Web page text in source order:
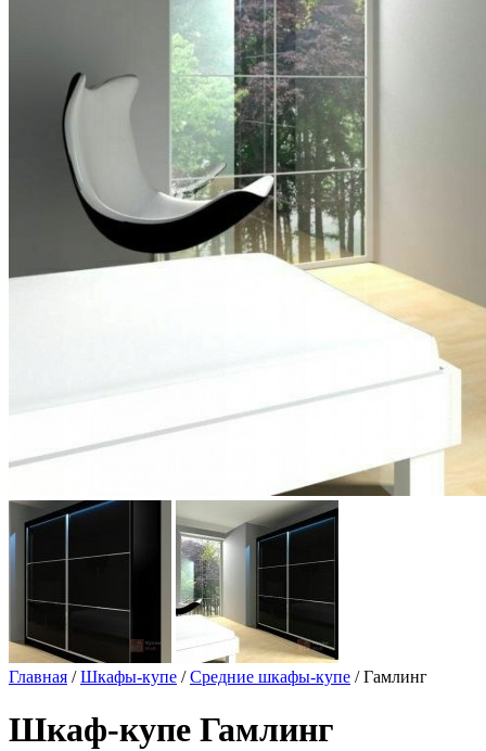
Главная /Шкафы-купе /Средние шкафы-купе / Гамлинг
Шкаф-купе Гамлинг